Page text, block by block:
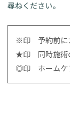
尋ねください。
※印 予約前に
★印 同時施術
◎印 ホームケ